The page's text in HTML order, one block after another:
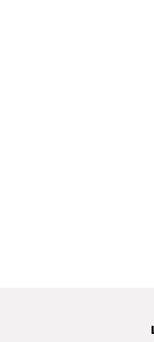
サイズの温泉を2人で
れたりとか埋められた